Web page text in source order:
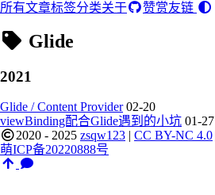
所有文章标签分类关于 赞赏友链
Glide
2021
Glide / Content Provider 02-20
viewBinding配合Glide遇到的小坑 01-27
2020 - 2025 zsqw123 | CC BY-NC 4.0
萌ICP备20220888号